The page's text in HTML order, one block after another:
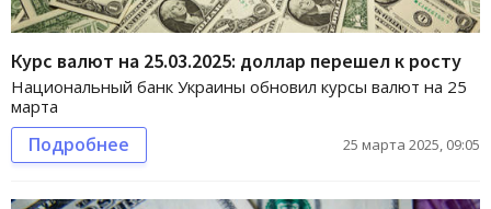
Курс валют на 25.03.2025: доллар перешел к росту
Национальный банк Украины обновил курсы валют на 25
марта
Подробнее 25 марта 2025, 09:05